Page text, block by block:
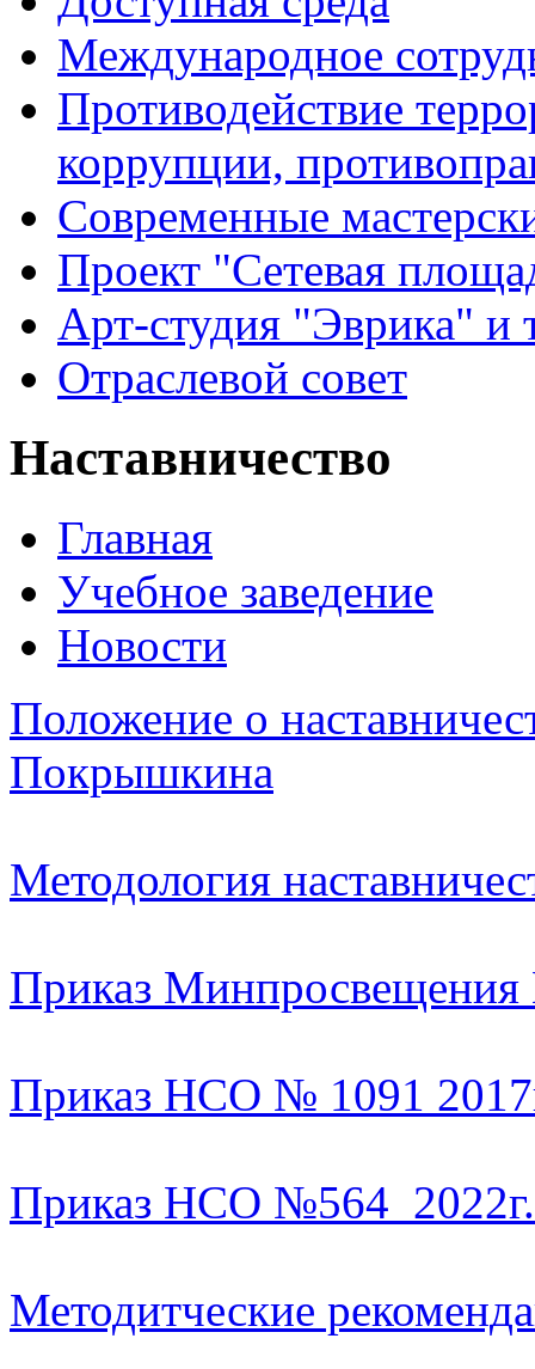
Международное
Противодействие
коррупции,
Современные
Проект "Сетевая
Арт-студия "Эврика" и
Отраслевой совет
Наставничество
Главная
Учебное заведение
Новости
Положение о
Покрышкина
Методология
Приказ
Приказ НСО № 1091
Приказ НСО №564_2022г.
Методитческие